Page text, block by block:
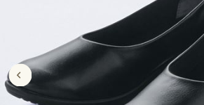
キッチン・雑貨・日用品
寝具・ベッド
カーテン・ラグ・ファブリック
美容・健康通販すべて
美容・健康・サプリメント
制服・スクールすべて
制服・学生服
大きいサイズ
大きいサイズ通販すべて
バーゲン
カーテン・ラグ・ファブリック
美容・健康・サプリメント
制服・学生服
ジュニア・ティーンズ下着
大きいサイズ通販すべて
大きいサイズ レディース服
バーゲン
バーゲンセール
詳細検索